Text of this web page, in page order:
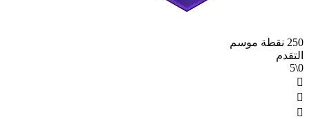
250 نقطة موسم
التقدم
0\5


